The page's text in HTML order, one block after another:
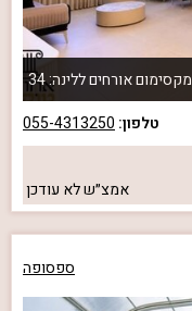
מקסימום אורחים ללינה: 34
טלפון: 055-4313250
אמצ״שלא עודכן
ספסופה